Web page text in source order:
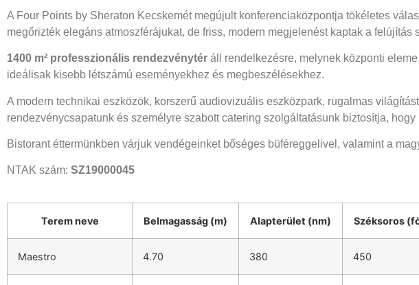
A Four Points by Sheraton Kecskemét megújult konferenciaközpontja tökéletes
megőrizték elegáns atmoszférájukat, de friss, modern megjelenést kaptak a
1400 m² professzionális rendezvénytér áll rendelkezésre, melynek központi
ideálisak kisebb létszámú eseményekhez és megbeszélésekhez.
A modern technikai eszközök, korszerű audiovizuális eszközpark, rugalmas
rendezvénycsapatunk és személyre szabott catering szolgáltatásunk biztosítja,
Bistorant éttermünkben várjuk vendégeinket bőséges büféreggelivel, valamint a
NTAK szám: SZ19000045
Terem neve Belmagasság (m) Alapterület (nm) Széksoros
Maestro 4.70 380 450